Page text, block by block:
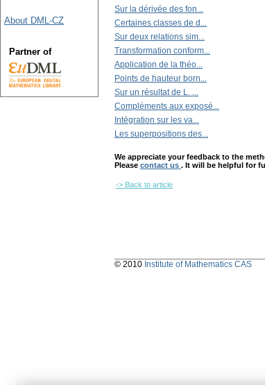
Sur la dérivée des fon...
Certaines classes de d...
Sur deux relations sim...
Transformation conform...
Application de la théo...
Points de hauteur born...
Sur un résultat de L. ...
Compléments aux exposé...
Intégration sur les va...
Les superpositions des...
We appreciate your feedback to the
Please contact us . It will be helpful for
-> Back to article
About DML-CZ
Partner of
© 2010 Institute of Mathematics CAS